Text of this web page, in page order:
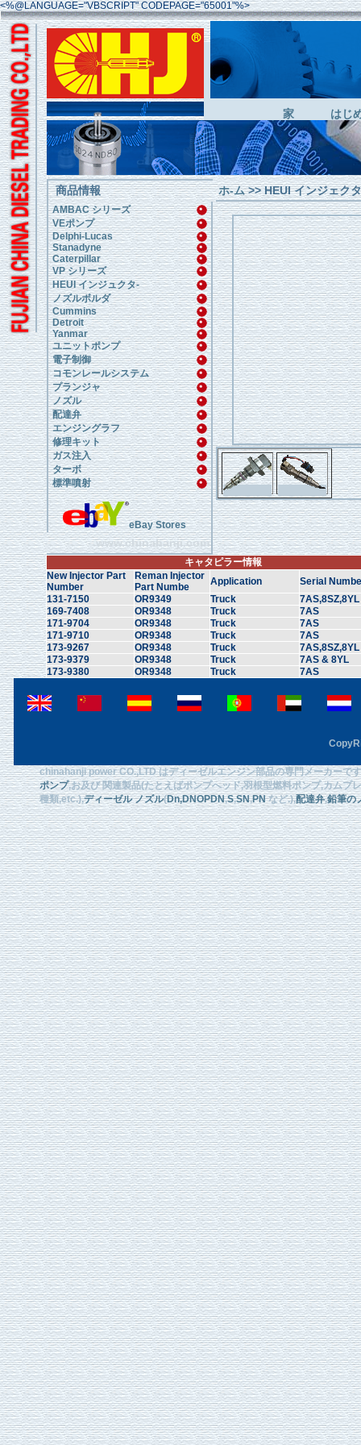
<%@LANGUAGE="VBSCRIPT" CODEPAGE="65001"%>
家 はじ
商品情報
AMBAC シリーズ
VEポンプ
Delphi-Lucas
Stanadyne
Caterpillar
VP シリーズ
HEUI インジュクタ-
ノズルボルダ
Cummins
Detroit
Yanmar
ユニットポンプ
電子制御
コモンレールシステム
プランジャ
ノズル
配達弁
エンジングラフ
修理キット
ガス注入
ターボ
標準噴射
eBay Stores
www.chinahanji.com
ホ-ム>>HEUI インジェク
キャタピラー情報
New Injector Part
Number
Reman Injector
Part Numbe
Application
Serial
131-7150
OR9349 Truck
7AS,8SZ,8YL
169-7408
OR9348 Truck
7AS
171-9704
OR9348 Truck
7AS
171-9710
OR9348 Truck
7AS
173-9267
OR9348 Truck
7AS,8SZ,8YL
173-9379
OR9348 Truck
7AS & 8YL
173-9380
OR9348 Truck 7AS
chinahanji power CO.,LTD はディーゼルエンジン部品の専門メーカーで
ポンプ,お及び 関連製品(たとえばポンプへッド,羽根型燃料ポンプ,カムプ
種類,etc.),ディーゼル ノズル(Dn,DNOPDN,S,SN,PNなど.),配達弁,鉛筆の